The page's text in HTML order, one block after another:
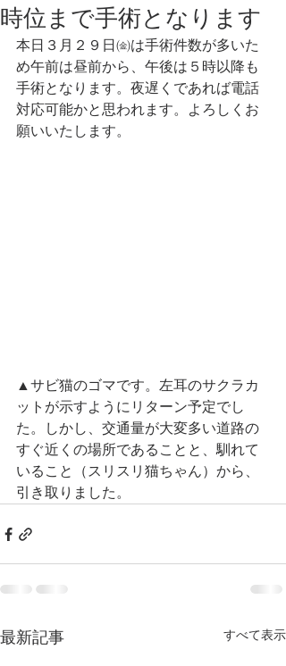
時位まで手術となります
本日３月２９日㈮は手術件数が多いた
め午前は昼前から、午後は５時以降も
手術となります。夜遅くであれば電話
対応可能かと思われます。よろしくお
願いいたします。
▲サビ猫のゴマです。左耳のサクラカ
ットが示すようにリターン予定でし
た。しかし、交通量が大変多い道路の
すぐ近くの場所であることと、馴れて
いること（スリスリ猫ちゃん）から、
引き取りました。
最新記事 すべて表示